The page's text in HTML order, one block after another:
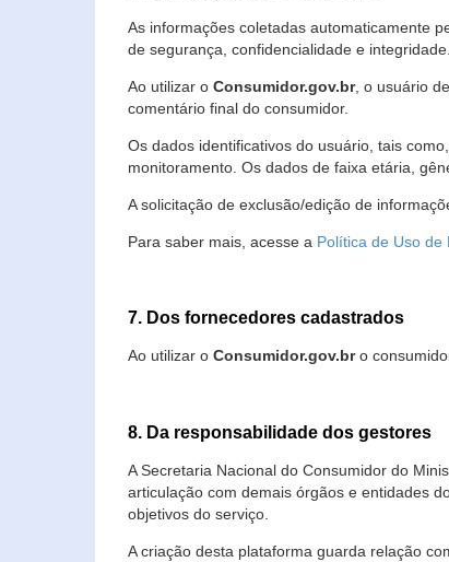
As informações coletadas automaticamente
de segurança, confidencialidade e integridade.
Ao utilizar o Consumidor.gov.br, o usuário
comentário final do consumidor.
Os dados identificativos do usuário, tais
monitoramento. Os dados de faixa etária,
A solicitação de exclusão/edição de
Para saber mais, acesse a Política de Uso de
7. Dos fornecedores cadastrados
Ao utilizar o Consumidor.gov.bro
8. Da responsabilidade dos gestores
A Secretaria Nacional do Consumidor do
articulação com demais órgãos e entidades
objetivos do serviço.
A criação desta plataforma guarda relação